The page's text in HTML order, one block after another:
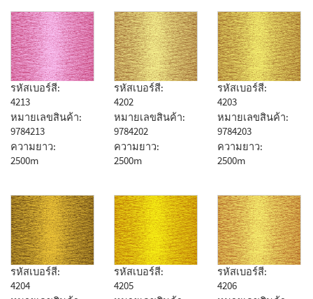
รหัสเบอร์สี:
4213
หมายเลขสินค้า:
9784213
ความยาว:
2500m
รหัสเบอร์สี:
4202
หมายเลขสินค้า:
9784202
ความยาว:
2500m
รหัสเบอร์สี:
4203
หมายเลขสินค้า:
9784203
ความยาว:
2500m
รหัสเบอร์สี:
4204
รหัสเบอร์สี:
4205
รหัสเบอร์สี:
4206